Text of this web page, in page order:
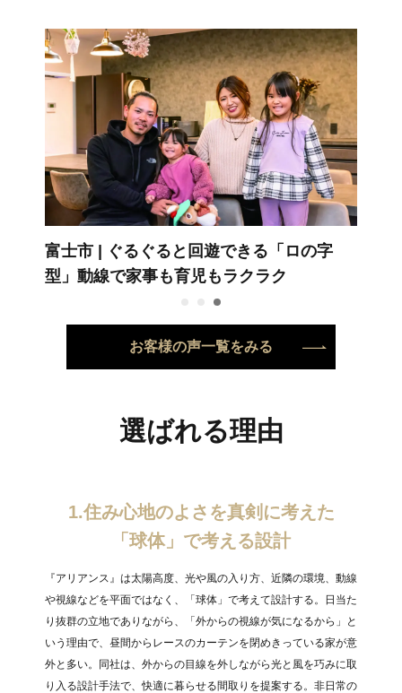
富士市
ぐるぐると回遊できる「ロの字
型」動線で家事も育児もラクラク
お客様の声一覧をみる
選ばれる理由
1.住み心地のよさを真剣に考えた
「球体」で考える設計
『アリアンス』は太陽高度、光や風の入り方、近隣の環境、動線
や視線などを平面ではなく、「球体」で考えて設計する。日当た
り抜群の立地でありながら、「外からの視線が気になるから」と
いう理由で、昼間からレースのカーテンを閉めきっている家が意
外と多い。同社は、外からの目線を外しながら光と風を巧みに取
り入る設計手法で、快適に暮らせる間取りを提案する。非日常の